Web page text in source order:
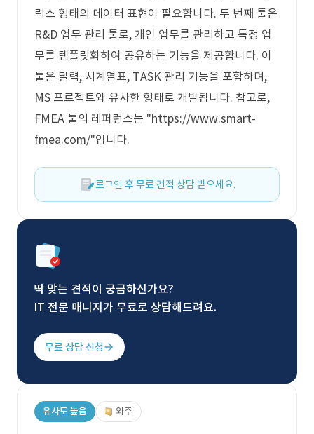
릭스 형태의 데이터 표현이 필요합니다. 두 번째 툴은
R&D 업무 관리 툴로, 개인 업무를 관리하고 특정 업
무를 템플릿화하여 공유하는 기능을 제공합니다. 이
툴은 달력, 시계열표, TASK 관리 기능을 포함하며,
MS 프로젝트와 유사한 형태로 개발됩니다. 참고로,
FMEA 툴의 레퍼런스는 "https://www.smart-
fmea.com/"입니다.
로그인 후 무료 견적 상담 받으세요.
딱 맞는 견적이 궁금하신가요?
IT 전문 매니저가 무료로 상담해드려요.
무료 상담 신청
유사도 높음 외주